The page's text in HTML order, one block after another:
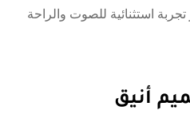
استثنائية للصوت والراحة
أنيق